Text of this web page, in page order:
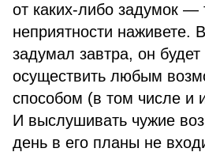
от каких-либо задумок —
неприятности наживете.
задумал завтра, он будет
осуществить любым
способом (в том числе и
И выслушивать чужие
день в его планы не